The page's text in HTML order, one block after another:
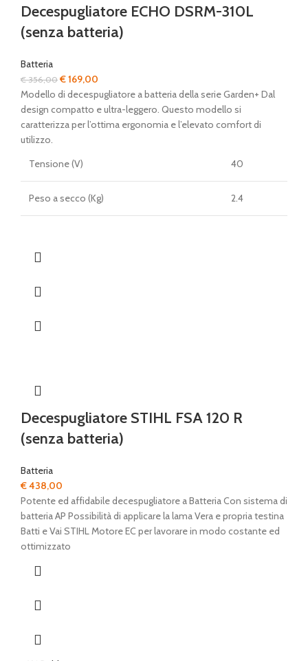
Decespugliatore ECHO DSRM-310L
(senza batteria)
Batteria
€356,00Il
prezzo
originale
era:
€169,00
prezzo
attuale
è:
Modello di decespugliatore a batteria della serie Garden+ Dal
design compatto e ultra-leggero. Questo modello si
caratterizza per l’ottima ergonomia e l’elevato comfort di
utilizzo.
Tensione (V)
40
Peso a secco (Kg) 2.4
Decespugliatore STIHL FSA 120 R
(senza batteria)
Batteria
€438,00
Potente ed affidabile decespugliatore a Batteria Con sistema di
batteria AP Possibilità di applicare la lama Vera e propria testina
Batti e Vai STIHL Motore EC per lavorare in modo costante ed
ottimizzato